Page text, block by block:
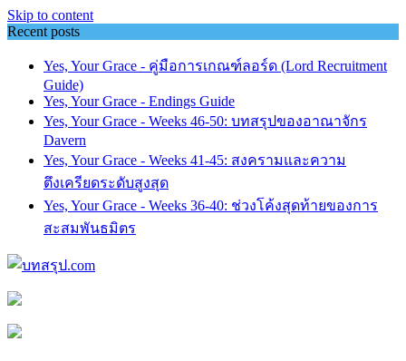
Skip to content
Recent posts
Yes, Your Grace - คู่มือการเกณฑ์ลอร์ด (Lord Recruitment
Guide)
Yes, Your Grace - Endings Guide
Yes, Your Grace - Weeks 46-50: บทสรุปของอาณาจักร
Davern
Yes, Your Grace - Weeks 41-45: สงครามและความ
ตึงเครียดระดับสูงสุด
Yes, Your Grace - Weeks 36-40: ช่วงโค้งสุดท้ายของการ
สะสมพันธมิตร